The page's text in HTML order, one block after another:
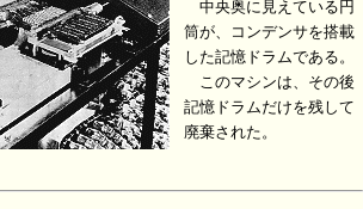
中央奥に見えている円
筒が、コンデンサを搭載
した記憶ドラムである。
このマシンは、その後
記憶ドラムだけを残して
廃棄された。